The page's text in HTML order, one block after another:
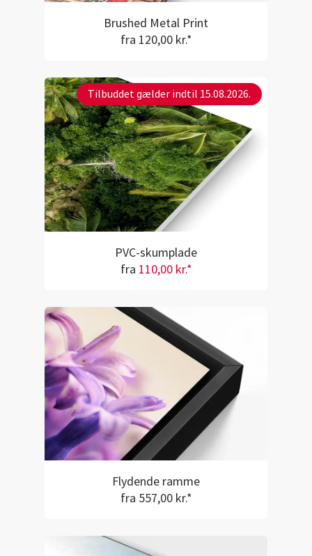
Brushed Metal Print
fra 120,00 kr.*
Tilbuddet gælder indtil 15.08.2026.
PVC-skumplade
fra 110,00 kr.*
Flydende ramme
fra 557,00 kr.*